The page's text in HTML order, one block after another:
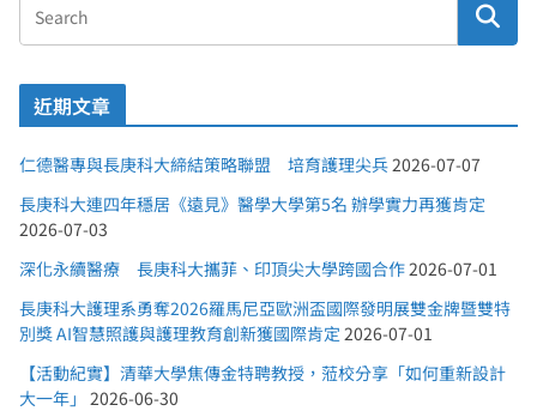
近期文章
仁德醫專與長庚科大締結策略聯盟 培育護理尖兵2026-07-07
長庚科大連四年穩居《遠見》醫學大學第5名 辦學實力再獲肯定
2026-07-03
深化永續醫療 長庚科大攜菲、印頂尖大學跨國合作2026-07-01
長庚科大護理系勇奪2026羅馬尼亞歐洲盃國際發明展雙金牌暨雙特
別獎 AI智慧照護與護理教育創新獲國際肯定 2026-07-01
【活動紀實】清華大學焦傳金特聘教授，蒞校分享「如何重新設計
大一年」 2026-06-30